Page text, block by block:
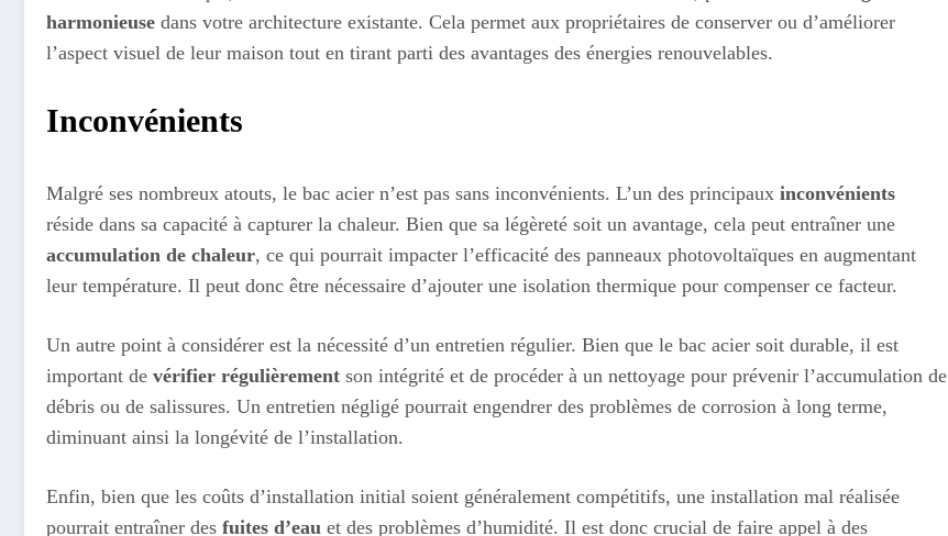
harmonieuse dans votre architecture existante. Cela permet aux propriétaires de conserver ou d’améliorer
l’aspect visuel de leur maison tout en tirant parti des avantages des énergies renouvelables.
Inconvénients
Malgré ses nombreux atouts, le bac acier n’est pas sans inconvénients. L’un des principaux inconvénients
réside dans sa capacité à capturer la chaleur. Bien que sa légèreté soit un avantage, cela peut entraîner une
accumulation de chaleur, ce qui pourrait impacter l’efficacité des panneaux photovoltaïques en augmentant
leur température. Il peut donc être nécessaire d’ajouter une isolation thermique pour compenser ce facteur.
Un autre point à considérer est la nécessité d’un entretien régulier. Bien que le bac acier soit durable, il est
important de vérifier régulièrement son intégrité et de procéder à un nettoyage pour prévenir l’accumulation de
débris ou de salissures. Un entretien négligé pourrait engendrer des problèmes de corrosion à long terme,
diminuant ainsi la longévité de l’installation.
Enfin, bien que les coûts d’installation initial soient généralement compétitifs, une installation mal réalisée
pourrait entraîner des fuites d’eau et des problèmes d’humidité. Il est donc crucial de faire appel à des